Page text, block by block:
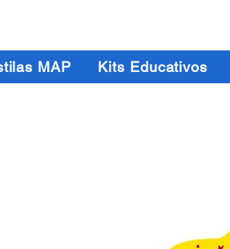
MAP Kits Educativos